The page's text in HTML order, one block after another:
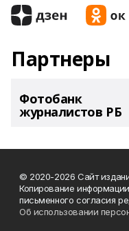
Партнеры
Фотобанк
журналистов РБ
© 2020-2026 Сайт
Копирование
письменного согласия
Об использовании